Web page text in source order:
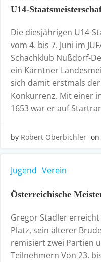
U14-
Die diesjährigen U14-
vom 4. bis 7. Juni im
Schachklub Nußdorf-
ein Kärntner
sich damit erstmals
Konkurrenz. Mit einer
1653 war er auf
by Robert Oberbichler on
Jugend Verein
Österreichische
Gregor Stadler
Platz, sein älterer
remisiert zwei Partien
Teilnehmern Von 23.